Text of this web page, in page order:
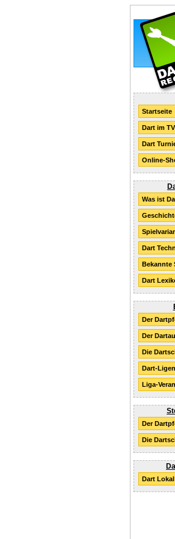
Startseite
Dart im TV
Dart
Online-
Was ist
Dart
Bekannte
Dart
Der
Der
Die
Dart-Ligen
Liga-
Der
Die
Dart Lokal